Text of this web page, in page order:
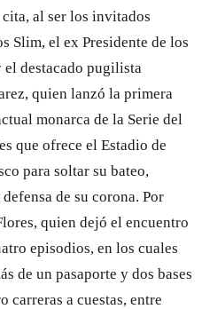
al ser los invitados
Slim, el ex Presidente de los
destacado pugilista
quien lanzó la primera
monarca de la Serie del
que ofrece el Estadio de
para soltar su bateo,
de su corona. Por
quien dejó el encuentro
episodios, en los cuales
de un pasaporte y dos bases
carreras a cuestas, entre